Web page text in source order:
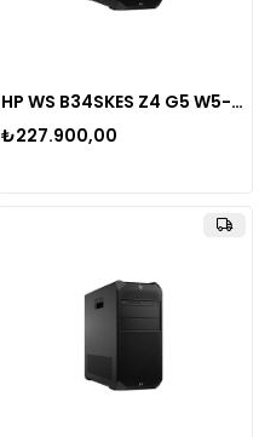
HP WS B34SKES Z4 G5 W5-2555X 32GB 4800 MHZ DDR5 ECC RAM 1TB NVMe SSD NVIDIA RTX 2000 Ada 16GB WIN11PRO
₺227.900,00